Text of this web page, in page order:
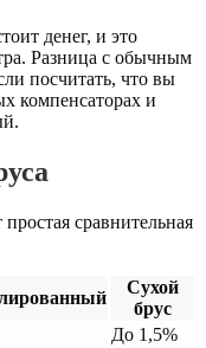
денег, и это
Разница с обычным
посчитать, что вы
компенсаторах и
сравнительная
Сухой
брус
До 1,5%